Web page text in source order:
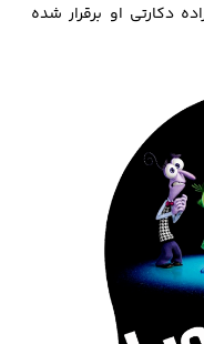
دكارتی او برقرار شده